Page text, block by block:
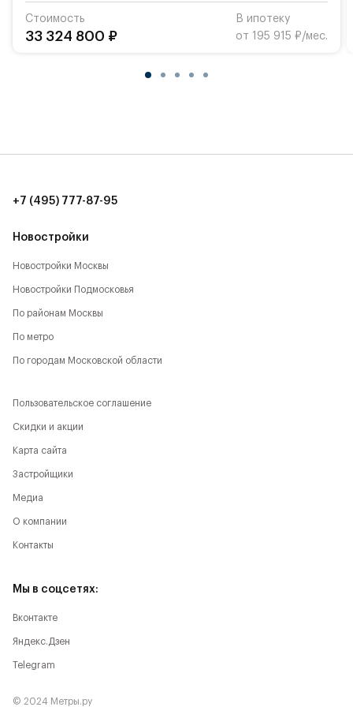
Стоимость
33 324 800 ₽
В ипотеку
от 195 915 ₽/мес.
Новостройки
Новостройки Москвы
Новостройки Подмосковья
По районам Москвы
По метро
По городам Московской области
+7 (495) 777-87-95
Пользовательское соглашение
Скидки и акции
Карта сайта
Застройщики
Медиа
О компании
Контакты
Мы в соцсетях:
Вконтакте
Яндекс.Дзен
Telegram
© 2024 Метры.ру